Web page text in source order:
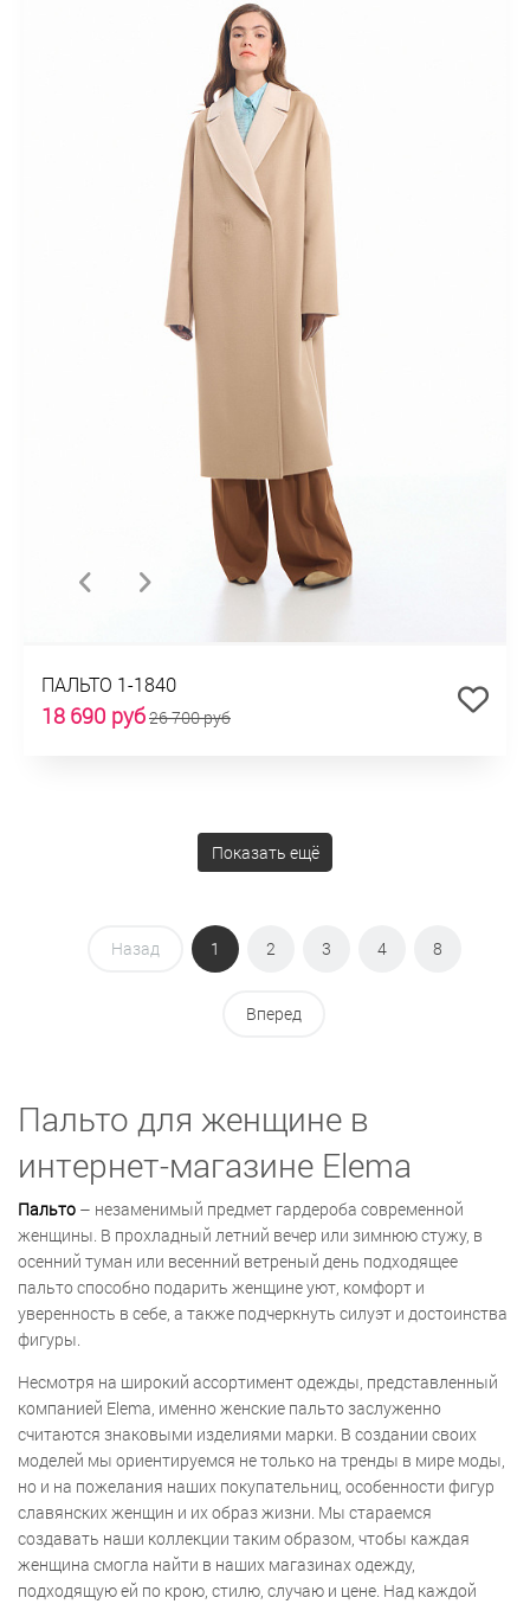
ПАЛЬТО 1-1840
18 690 руб26 700 руб
Показать ещё
Назад 1 2 3 4 8
Вперед
Пальто для женщине в
интернет-магазине Elema
Пальто – незаменимый предмет гардероба современной
женщины. В прохладный летний вечер или зимнюю стужу, в
осенний туман или весенний ветреный день подходящее
пальто способно подарить женщине уют, комфорт и
уверенность в себе, а также подчеркнуть силуэт и достоинства
фигуры.
Несмотря на широкий ассортимент одежды, представленный
компанией Elema, именно женские пальто заслуженно
считаются знаковыми изделиями марки. В создании своих
моделей мы ориентируемся не только на тренды в мире моды,
но и на пожелания наших покупательниц, особенности фигур
славянских женщин и их образ жизни. Мы стараемся
создавать наши коллекции таким образом, чтобы каждая
женщина смогла найти в наших магазинах одежду,
подходящую ей по крою, стилю, случаю и цене. Над каждой